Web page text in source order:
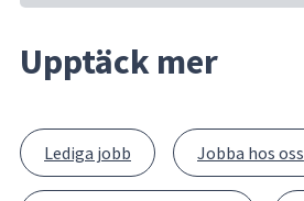
Upptäck mer
Lediga jobb Jobba hos oss